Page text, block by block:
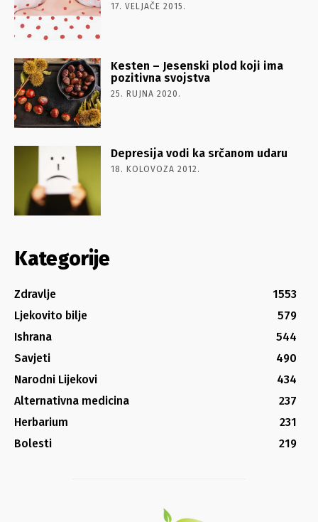
17. VELJAČE 2015.
Kesten – Jesenski plod koji ima
pozitivna svojstva
25. RUJNA 2020.
Depresija vodi ka srčanom udaru
18. KOLOVOZA 2012.
Kategorije
Zdravlje
1553
Ljekovito bilje
579
Ishrana
544
Savjeti
490
Narodni Lijekovi
434
Alternativna medicina
237
Herbarium
231
Bolesti
219